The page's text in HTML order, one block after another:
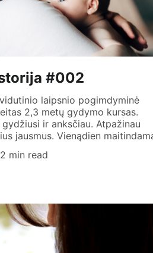
#002
laipsnio pogimdyminė
2,3 metų gydymo kursas.
ir anksčiau. Atpažinau
jausmus. Vienądien
2 min read